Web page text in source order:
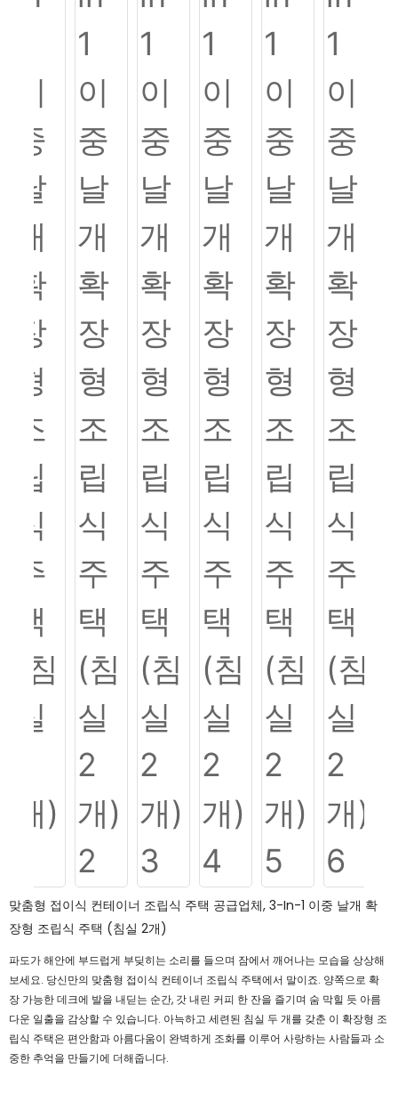
맞춤형 접이식 컨테이너 조립식 주택 공급업체, 3-In-1 이중 날개 확
장형 조립식 주택 (침실 2개)
파도가 해안에 부드럽게 부딪히는 소리를 들으며 잠에서 깨어나는 모습을 상상해
보세요. 당신만의 맞춤형 접이식 컨테이너 조립식 주택에서 말이죠. 양쪽으로 확
장 가능한 데크에 발을 내딛는 순간, 갓 내린 커피 한 잔을 즐기며 숨 막힐 듯 아름
다운 일출을 감상할 수 있습니다. 아늑하고 세련된 침실 두 개를 갖춘 이 확장형 조
립식 주택은 편안함과 아름다움이 완벽하게 조화를 이루어 사랑하는 사람들과 소
중한 추억을 만들기에 더해줍니다.